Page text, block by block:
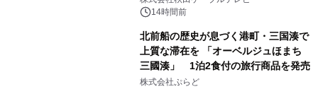
るパッケージ～ 9月1日(火)秋田県内で
販売開始
14時間前
北前船の歴史が息づく港町・三国湊で
上質な滞在を 「オーベルジュほまち
三國湊」 1泊2食付の旅行商品を発売
株式会社ぷらど